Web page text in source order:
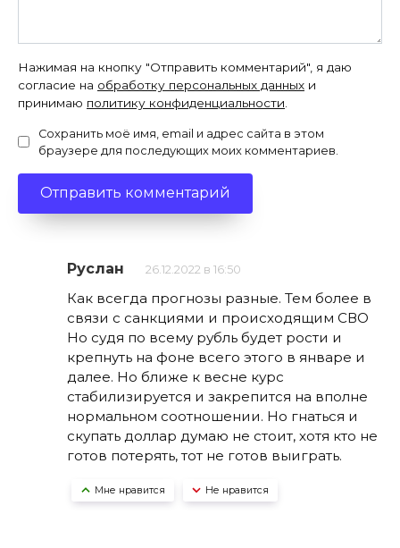
Нажимая на кнопку "Отправить комментарий", я даю
согласие на обработку персональных данных и
принимаю политику конфиденциальности
Сохранить моё имя, email и адрес сайта в этом
браузере для последующих моих комментариев.
Руслан 26.12.2022 в 16:50
Как всегда прогнозы разные. Тем более в
связи с санкциями и происходящим СВО
Но судя по всему рубль будет рости и
крепнуть на фоне всего этого в январе и
далее. Но ближе к весне курс
стабилизируется и закрепится на вполне
нормальном соотношении. Но гнаться и
скупать доллар думаю не стоит, хотя кто не
готов потерять, тот не готов выиграть.
Мне нравится Не нравится